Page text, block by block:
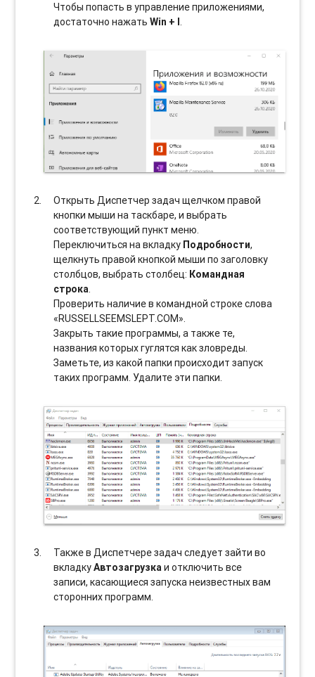
Чтобы попасть в управление приложениями,
достаточно нажатьWin + I.
Открыть Диспетчер задач щелчком правой
кнопки мыши на таскбаре, и выбрать
соотвeтствующий пункт меню.
Переключиться на вкладку Подробности,
щелкнуть правой кнопкой мыши по заголовку
столбцов, выбрать столбец: Командная
строка.
Проверить наличие в командной строке слова
«RUSSELLSEEMSLEPT.COM».
Закрыть такие программы, а также те,
названия которых гуглятся как зловреды.
Заметьте, из какой папки происходит запуск
таких программ. Удалите эти папки.
Также в Диспетчере задач следует зайти во
вкладкуАвтозагрузкаи отключить все
записи, касающиеся запуска неизвестных вам
сторонних программ.